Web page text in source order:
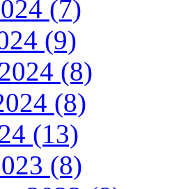
(7)
(9)
(8)
(8)
(13)
(8)